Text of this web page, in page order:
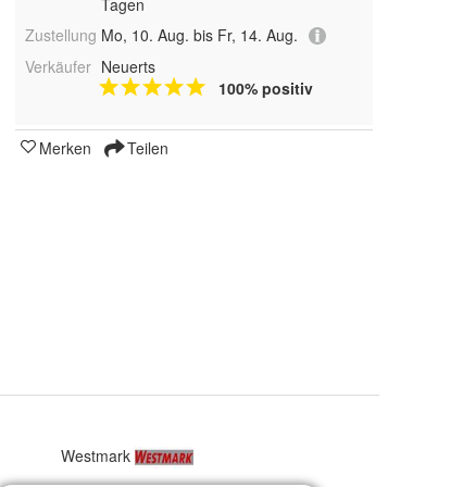
Zustellung Mo, 10. Aug. bis Fr, 14. Aug.
Verkäufer Neuerts
100% positiv
Merken Teilen
Westmark